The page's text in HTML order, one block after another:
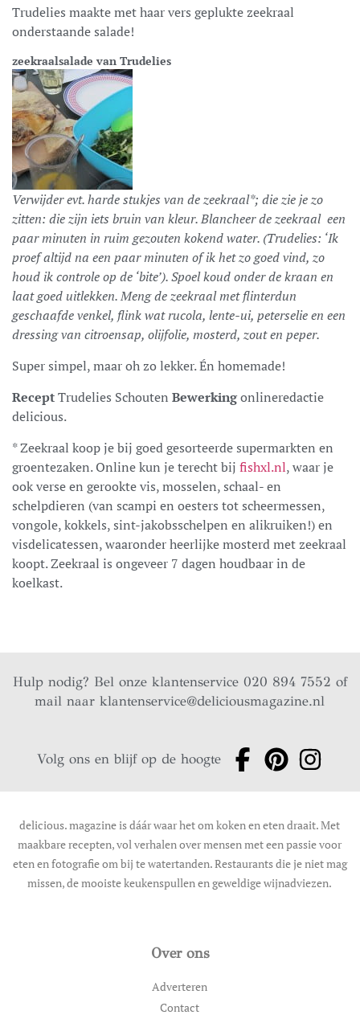
Trudelies maakte met haar vers geplukte zeekraal
onderstaande salade!
zeekraalsalade van Trudelies
Verwijder evt. harde stukjes van de zeekraal*; die zie je zo
zitten: die zijn iets bruin van kleur. Blancheer de zeekraal een
paar minuten in ruim gezouten kokend water. (Trudelies: ‘Ik
proef altijd na een paar minuten of ik het zo goed vind, zo
houd ik controle op de ‘bite’). Spoel koud onder de kraan en
laat goed uitlekken. Meng de zeekraal met flinterdun
geschaafde venkel, flink wat rucola, lente-ui, peterselie en een
dressing van citroensap, olijfolie, mosterd, zout en peper.
Super simpel, maar oh zo lekker. Én homemade!
ReceptTrudelies Schouten Bewerkingonlineredactie
delicious.
* Zeekraal koop je bij goed gesorteerde supermarkten en
groentezaken. Online kun je terecht bij fishxl.nl, waar je
ook verse en gerookte vis, mosselen, schaal- en
schelpdieren (van scampi en oesters tot scheermessen,
vongole, kokkels, sint-jakobsschelpen en alikruiken!) en
visdelicatessen, waaronder heerlijke mosterd met zeekraal
koopt. Zeekraal is ongeveer 7 dagen houdbaar in de
koelkast.
Hulp nodig? Bel onze klantenservice 020 894 7552 of
mail naarklantenservice@deliciousmagazine.nl
Volg ons en blijf op de hoogte
delicious. magazine is dáár waar het om koken en eten draait. Met
maakbare recepten, vol verhalen over mensen met een passie voor
eten en fotografie om bij te watertanden. Restaurants die je niet mag
missen, de mooiste keukenspullen en geweldige wijnadviezen.
Over ons
Adverteren
Contact